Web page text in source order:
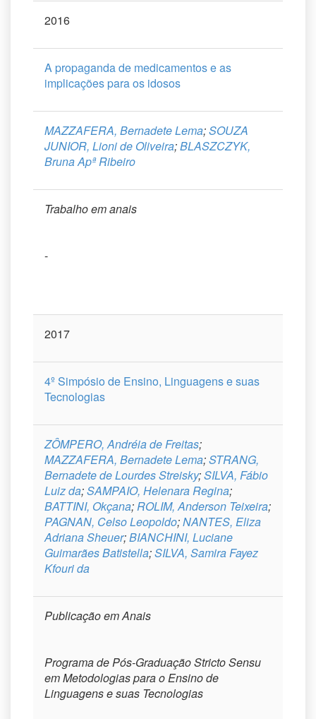
2016
A propaganda de medicamentos e as
implicações para os idosos
MAZZAFERA, Bernadete Lema;SOUZA
JUNIOR, Lioni de Oliveira;BLASZCZYK,
Bruna Apª Ribeiro
Trabalho em anais
-
2017
4º Simpósio de Ensino, Linguagens e suas
Tecnologias
ZÔMPERO, Andréia de Freitas;
MAZZAFERA, Bernadete Lema;STRANG,
Bernadete de Lourdes Streisky;SILVA, Fábio
Luiz da;SAMPAIO, Helenara Regina;
BATTINI, Okçana;ROLIM, Anderson Teixeira;
PAGNAN, Celso Leopoldo;NANTES, Eliza
Adriana Sheuer;BIANCHINI, Luciane
Guimarães Batistella;SILVA, Samira Fayez
Kfouri da
Publicação em Anais
Programa de Pós-Graduação Stricto Sensu
em Metodologias para o Ensino de
Linguagens e suas Tecnologias